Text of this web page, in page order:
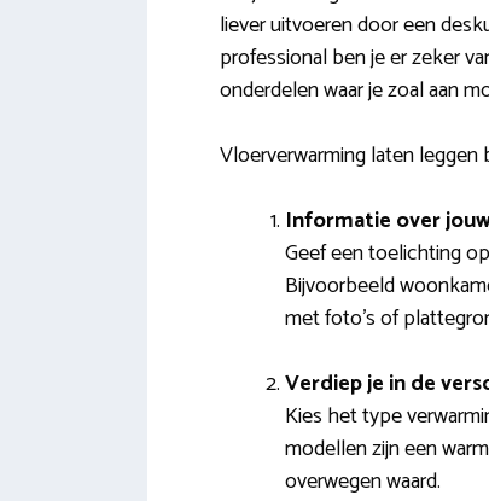
liever uitvoeren door een
professional ben je er zeker
onderdelen waar je zoal aan
Vloerverwarming laten leggen
Informatie over
Geef een toelichting
Bijvoorbeeld
met foto’s of
Verdiep je in de
Kies het type
modellen zijn een
overwegen waard.